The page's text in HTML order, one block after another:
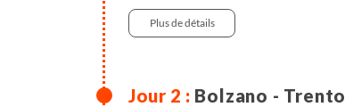
Plus de détails
Bolzano - Trento